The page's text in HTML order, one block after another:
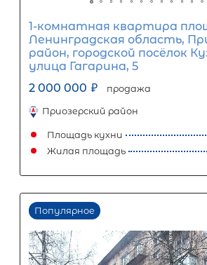
Площадь кухни
Жилая площадь